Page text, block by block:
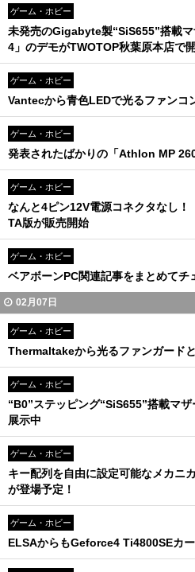
ゲーム・ホビー
未発売のGigabyte製“SiS655”搭載
4」のデモがTWOTOP秋葉原本店で
ゲーム・ホビー
Vantecから青色LEDで光るファンコ
ゲーム・ホビー
発表されたばかりの「Athlon MP
ゲーム・ホビー
なんと4ピン12V電源コネクタなし
TA版が販売開始
ゲーム・ホビー
ベアボーンPC関連記事をまとめてチ
02月07日
ゲーム・ホビー
Thermaltakeから光るファンガード
ゲーム・ホビー
“B0”ステッピング“SiS655”搭載マ
展示中
ゲーム・ホビー
キー配列を自由に設定可能なメカニ
が登場予定！
ゲーム・ホビー
ELSAからもGeforce4 Ti4800SEカー